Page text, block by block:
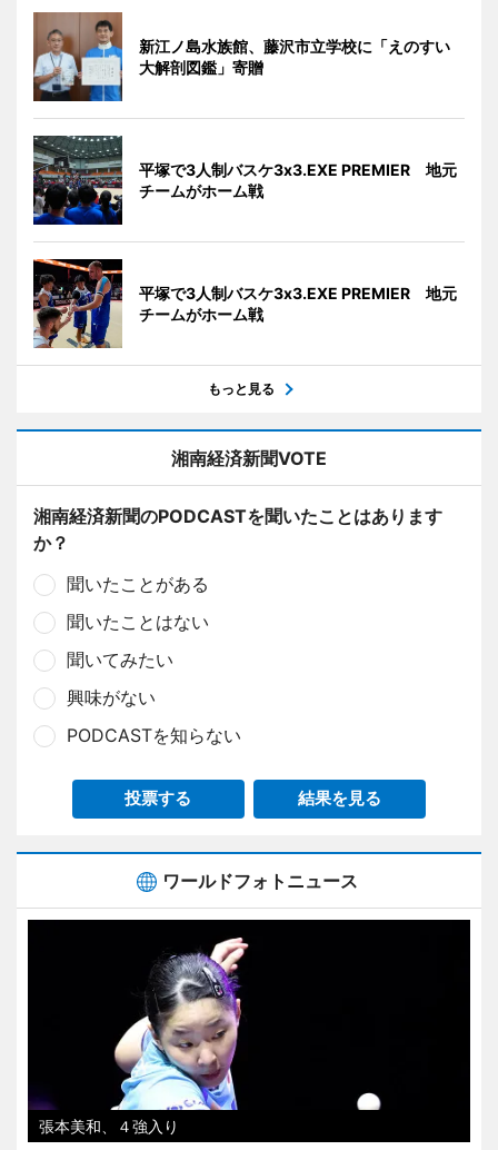
新江ノ島水族館、藤沢市立学校に「えのすい
大解剖図鑑」寄贈
平塚で3人制バスケ3x3.EXE PREMIER 地元
チームがホーム戦
平塚で3人制バスケ3x3.EXE PREMIER 地元
チームがホーム戦
もっと見る
湘南経済新聞VOTE
湘南経済新聞のPODCASTを聞いたことはあります
か？
聞いたことがある
聞いたことはない
聞いてみたい
興味がない
PODCASTを知らない
投票する 結果を見る
ワールドフォトニュース
張本美和、４強入り